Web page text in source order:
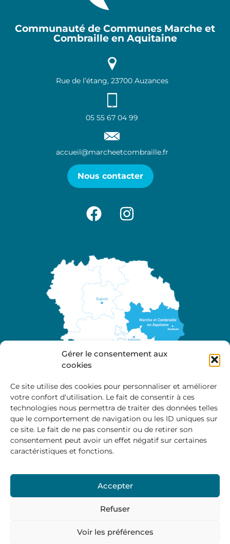
Gérer le consentement aux
cookies
Ce site utilise des cookies pour personnaliser et améliorer
votre confort d'utilisation. Le fait de consentir à ces
technologies nous permettra de traiter des données telles
que le comportement de navigation ou les ID uniques sur
ce site. Le fait de ne pas consentir ou de retirer son
consentement peut avoir un effet négatif sur certaines
caractéristiques et fonctions.
Accepter
Refuser
Voir les préférences
Communauté de Communes Marche et
Combraille en Aquitaine
Rue de l’étang, 23700 Auzances
05 55 67 04 99
accueil@marcheetcombraille.fr
Nous contacter
A propos
Site officiel de la Communauté de Communes
Marche et Combraille en Aquitaine
Horaires d’ouverture :
9:00 – 12:00 / 14:00 – 17:00
Vendredi: 9:00 – 12:00
Mentions Légales–Politique des cookies